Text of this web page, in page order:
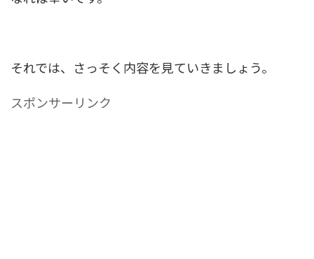
それでは、さっそく内容を見ていきましょう。
スポンサーリンク